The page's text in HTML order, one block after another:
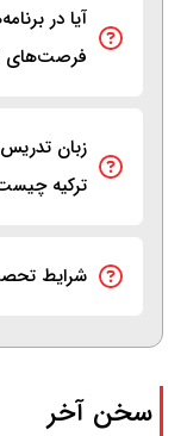
آیا در
فرصت‌های
زبان تدریس
ترکیه
شرایط
سخن آخر